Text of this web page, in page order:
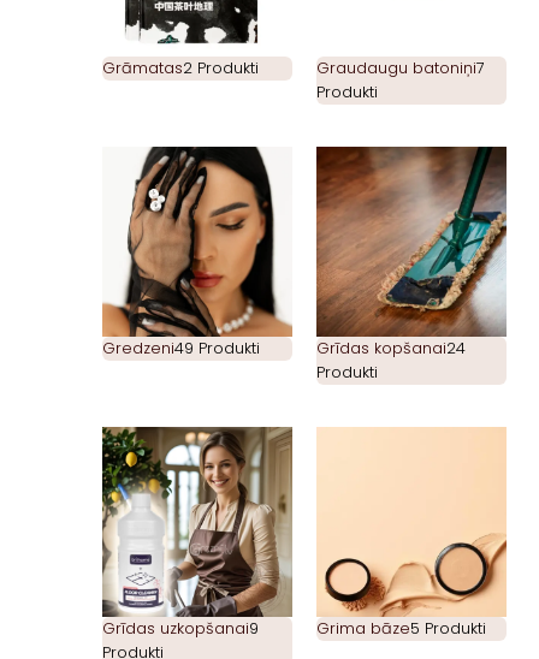
Grāmatas2 Produkti Graudaugu batoniņi7
Produkti
Gredzeni49 Produkti Grīdas kopšanai24
Produkti
Grīdas uzkopšanai9
Produkti
Grima bāze5 Produkti